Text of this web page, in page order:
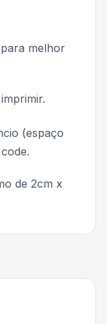
melhor
(espaço
de 2cm x